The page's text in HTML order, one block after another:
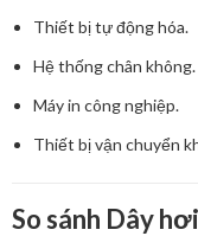
Thiết bị tự động hóa.
Hệ thống chân không.
Máy in công nghiệp.
Thiết bị vận chuyển
So sánh Dây